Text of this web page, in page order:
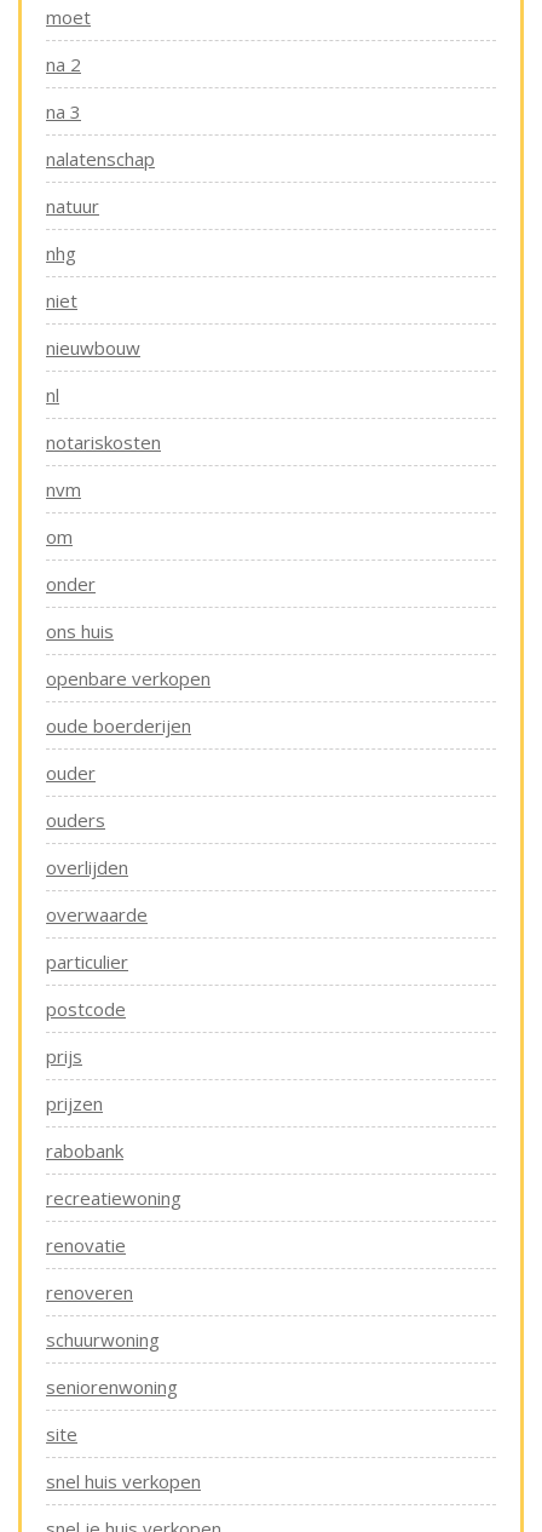
moet
na 2
na 3
nalatenschap
natuur
nhg
niet
nieuwbouw
nl
notariskosten
nvm
om
onder
ons huis
openbare verkopen
oude boerderijen
ouder
ouders
overlijden
overwaarde
particulier
postcode
prijs
prijzen
rabobank
recreatiewoning
renovatie
renoveren
schuurwoning
seniorenwoning
site
snel huis verkopen